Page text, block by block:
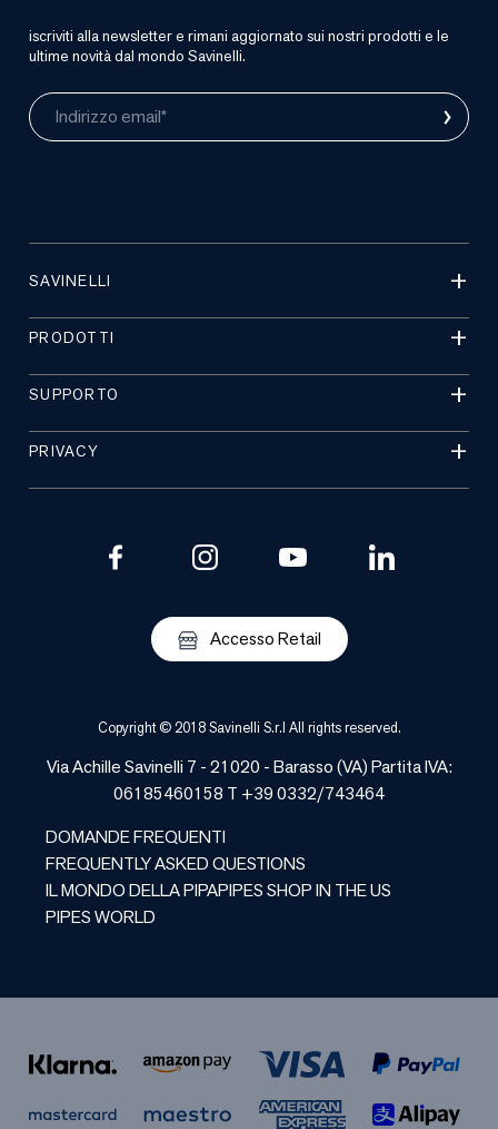
iscriviti alla newsletter e rimani aggiornato sui nostri prodotti e le
ultime novità dal mondo Savinelli.
Indirizzo email* ›
SAVINELLI
PRODOTTI
SUPPORTO
PRIVACY
Accesso Retail
Copyright © 2018 Savinelli S.r.l All rights reserved.
Via Achille Savinelli 7 - 21020 -Barasso(VA) Partita IVA:
06185460158 T +39 0332/743464
DOMANDE FREQUENTI
FREQUENTLY ASKED QUESTIONS
IL MONDO DELLA PIPAPIPES SHOP IN THE US
PIPES WORLD